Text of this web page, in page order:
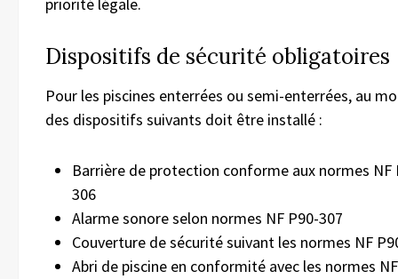
priorité légale.
Dispositifs de sécurité obligatoires
Pour les piscines enterrées ou semi-enterrées, au
des dispositifs suivants doit être installé :
Barrière de protection conforme aux normes NF
306
Alarme sonore selon normes NF P90-307
Couverture de sécurité suivant les normes NF
Abri de piscine en conformité avec les normes